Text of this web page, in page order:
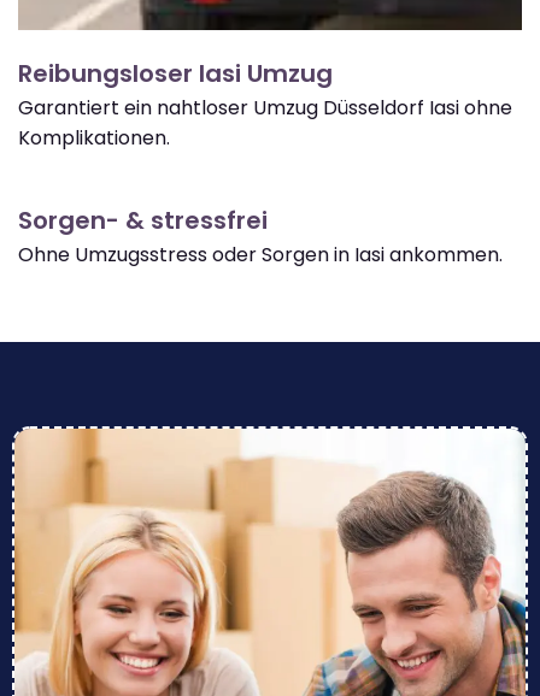
Reibungsloser Iasi Umzug
Garantiert ein nahtloser Umzug Düsseldorf Iasi ohne
Komplikationen.
Sorgen- & stressfrei
Ohne Umzugsstress oder Sorgen in Iasi ankommen.